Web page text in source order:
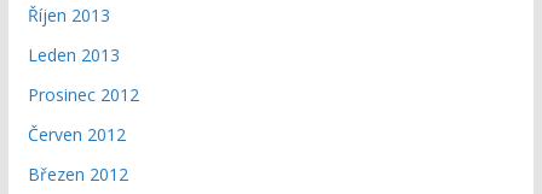
Říjen 2013
Leden 2013
Prosinec 2012
Červen 2012
Březen 2012